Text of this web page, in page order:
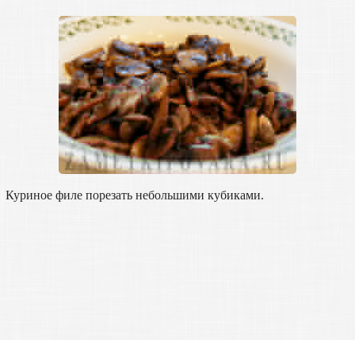
Куриное филе порезать небольшими кубиками.